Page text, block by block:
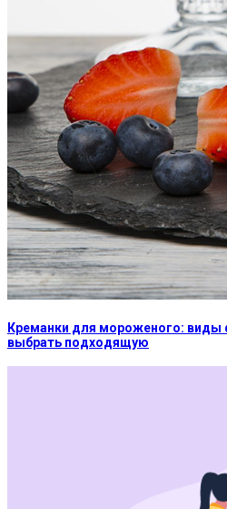
Креманки для мороженого: виды
выбрать подходящую